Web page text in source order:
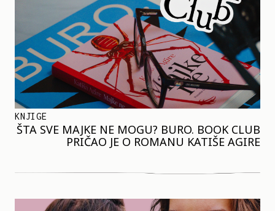
KNJIGE
ŠTA SVE MAJKE NE MOGU? BURO. BOOK CLUB
PRIČAO JE O ROMANU KATIŠE AGIRE